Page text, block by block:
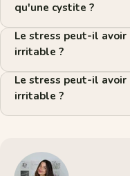
qu'une cystite ?
Le stress peut-il avoir
irritable ?
Le stress peut-il avoir
irritable ?